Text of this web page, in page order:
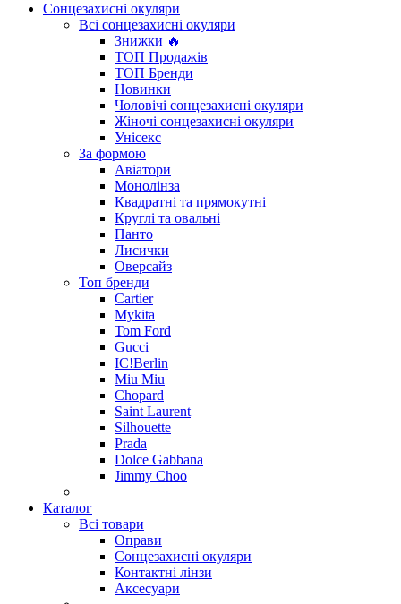
Сонцезахисні окуляри
Всі сонцезахисні окуляри
Знижки 🔥
ТОП Продажів
ТОП Бренди
Новинки
Чоловічі сонцезахисні окуляри
Жіночі сонцезахисні окуляри
Унісекс
За формою
Авіатори
Монолінза
Квадратні та прямокутні
Круглі та овальні
Панто
Лисички
Оверсайз
Топ бренди
Cartier
Mykita
Tom Ford
Gucci
IC!Berlin
Miu Miu
Chopard
Saint Laurent
Silhouette
Prada
Dolce Gabbana
Jimmy Choo
Каталог
Всі товари
Оправи
Сонцезахисні окуляри
Контактні лінзи
Аксесуари